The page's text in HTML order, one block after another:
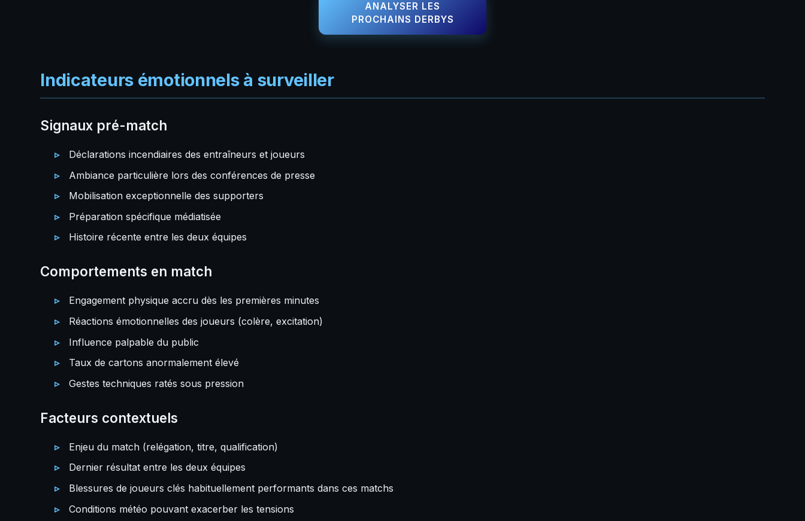
ANALYSER LES
PROCHAINS DERBYS
Indicateurs émotionnels à surveiller
Signaux pré-match
Déclarations incendiaires des entraîneurs et joueurs
Ambiance particulière lors des conférences de presse
Mobilisation exceptionnelle des supporters
Préparation spécifique médiatisée
Histoire récente entre les deux équipes
Comportements en match
Engagement physique accru dès les premières minutes
Réactions émotionnelles des joueurs (colère, excitation)
Influence palpable du public
Taux de cartons anormalement élevé
Gestes techniques ratés sous pression
Facteurs contextuels
Enjeu du match (relégation, titre, qualification)
Dernier résultat entre les deux équipes
Blessures de joueurs clés habituellement performants dans ces matchs
Conditions météo pouvant exacerber les tensions